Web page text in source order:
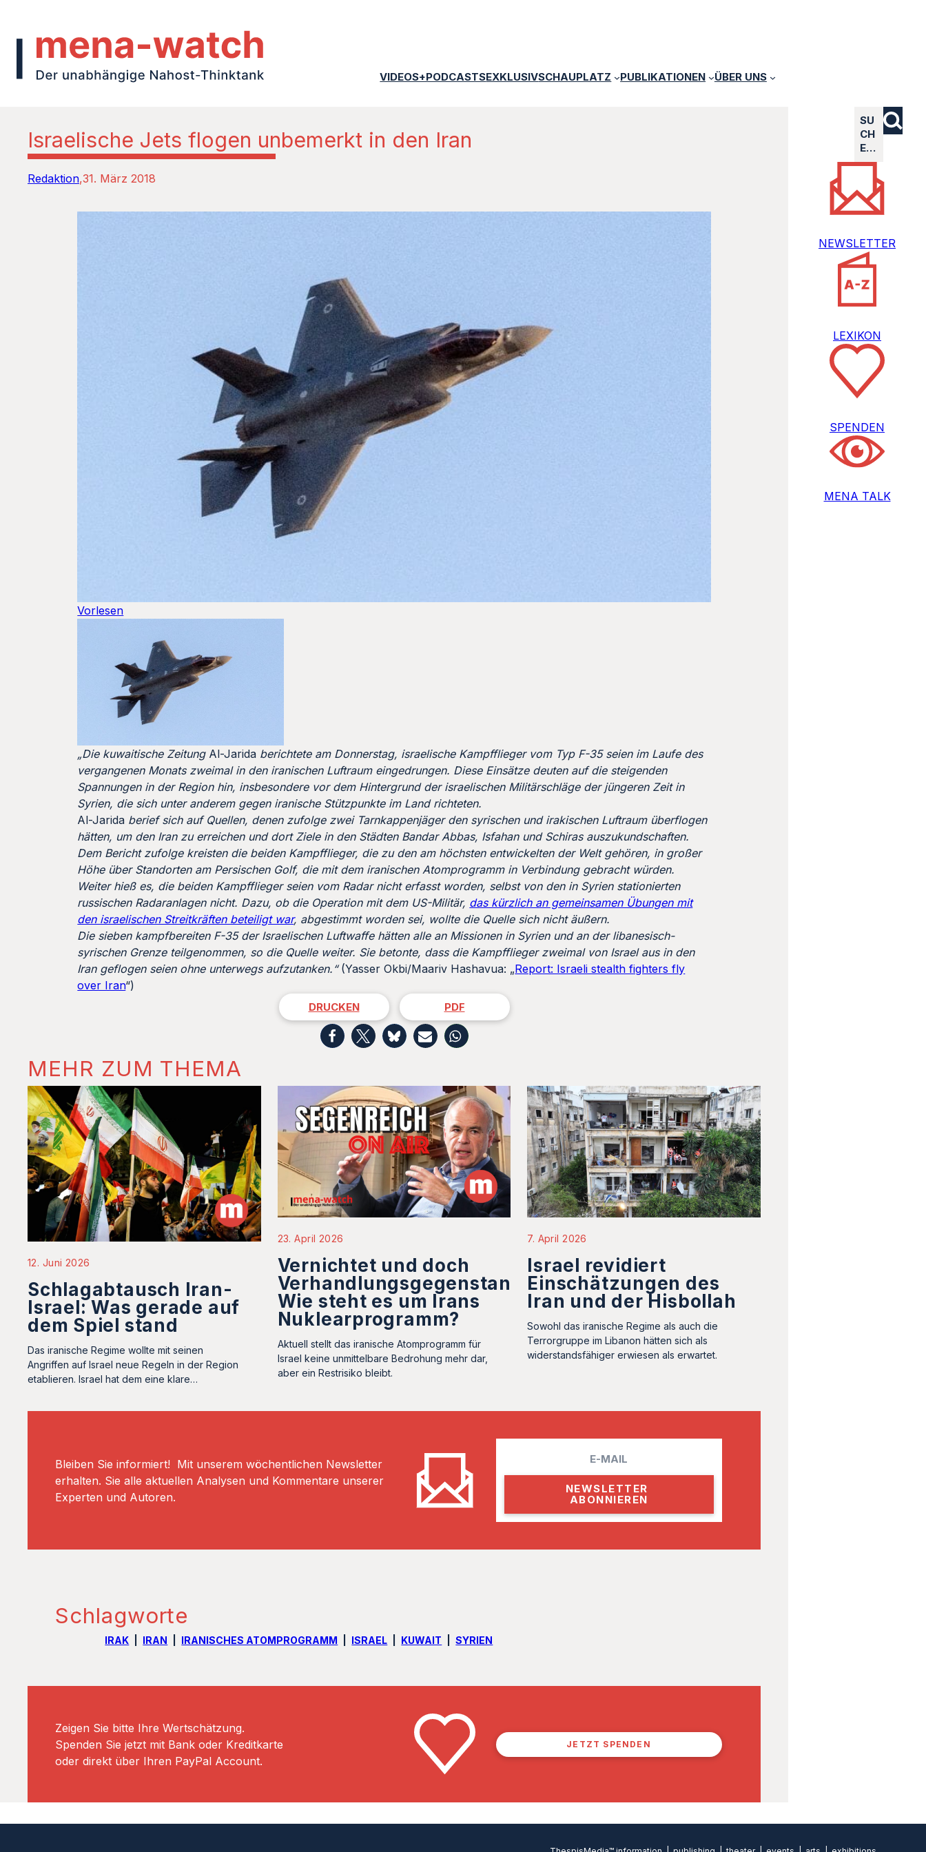
VIDEOS+PODCASTSEXKLUSIVSCHAUPLATZ PUBLIKATIONEN ÜBER UNS
Israelische Jets flogen unbemerkt in den Iran
Redaktion 31. März 2018
Vorlesen
„Die kuwaitische Zeitung Al-Jarida berichtete am Donnerstag, israelische Kampfflieger vom Typ F-35 seien im Laufe des
vergangenen Monats zweimal in den iranischen Luftraum eingedrungen. Diese Einsätze deuten auf die steigenden
Spannungen in der Region hin, insbesondere vor dem Hintergrund der israelischen Militärschläge der jüngeren Zeit in
Syrien, die sich unter anderem gegen iranische Stützpunkte im Land richteten.
Al-Jarida berief sich auf Quellen, denen zufolge zwei Tarnkappenjäger den syrischen und irakischen Luftraum überflogen
hätten, um den Iran zu erreichen und dort Ziele in den Städten Bandar Abbas, Isfahan und Schiras auszukundschaften.
Dem Bericht zufolge kreisten die beiden Kampfflieger, die zu den am höchsten entwickelten der Welt gehören, in großer
Höhe über Standorten am Persischen Golf, die mit dem iranischen Atomprogramm in Verbindung gebracht würden.
Weiter hieß es, die beiden Kampfflieger seien vom Radar nicht erfasst worden, selbst von den in Syrien stationierten
russischen Radaranlagen nicht. Dazu, ob die Operation mit dem US-Militär, das kürzlich an gemeinsamen Übungen mit
den israelischen Streitkräften beteiligt war, abgestimmt worden sei, wollte die Quelle sich nicht äußern.
Die sieben kampfbereiten F-35 der Israelischen Luftwaffe hätten alle an Missionen in Syrien und an der libanesisch-
syrischen Grenze teilgenommen, so die Quelle weiter. Sie betonte, dass die Kampfflieger zweimal von Israel aus in den
Iran geflogen seien ohne unterwegs aufzutanken.“(Yasser Okbi/Maariv Hashavua: „Report: Israeli stealth fighters fly
over Iran“)
DRUCKEN PDF
MEHR ZUM THEMA
12. Juni 2026
Schlagabtausch Iran-
Israel: Was gerade auf
dem Spiel stand
Das iranische Regime wollte mit seinen
Angriffen auf Israel neue Regeln in der Region
etablieren. Israel hat dem eine klare…
23. April 2026
Vernichtet und doch
Verhandlungsgegenstand:
Wie steht es um Irans
Nuklearprogramm?
Aktuell stellt das iranische Atomprogramm für
Israel keine unmittelbare Bedrohung mehr dar,
aber ein Restrisiko bleibt.
7. April 2026
Israel revidiert
Einschätzungen des
Iran und der Hisbollah
Sowohl das iranische Regime als auch die
Terrorgruppe im Libanon hätten sich als
widerstandsfähiger erwiesen als erwartet.
Bleiben Sie informiert! Mit unserem wöchentlichen Newsletter
erhalten. Sie alle aktuellen Analysen und Kommentare unserer
Experten und Autoren.
l
Schlagworte
IRAK IRAN IRANISCHES ATOMPROGRAMM ISRAEL KUWAIT SYRIEN
Zeigen Sie bitte Ihre Wertschätzung.
Spenden Sie jetzt mit Bank oder Kreditkarte
oder direkt über Ihren PayPal Account.
JETZT SPENDEN
SU
CH
E…
NEWSLETTER
LEXIKON
SPENDEN
MENA TALK